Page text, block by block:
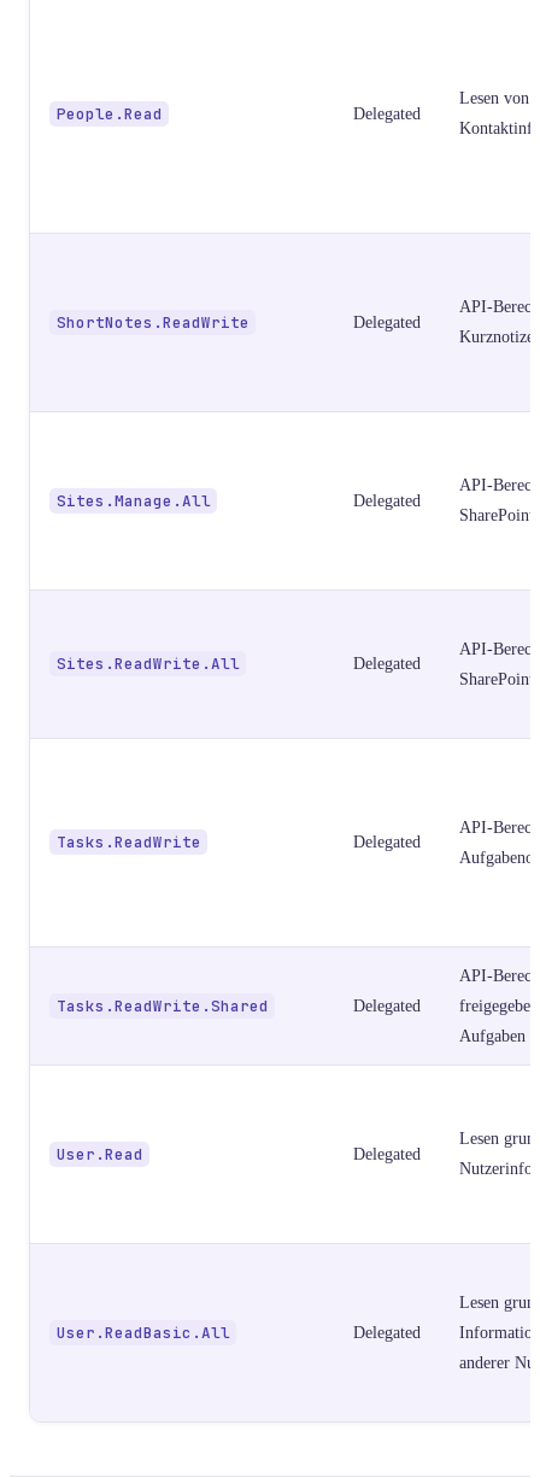
People.Read Delegated
Lesen von
ShortNotes.ReadWrite Delegated
API-
Sites.Manage.All Delegated
API-
Sites.ReadWrite.All Delegated
API-
Tasks.ReadWrite Delegated
API-
Tasks.ReadWrite.Shared Delegated
API-
Aufgaben
User.Read Delegated
Lesen
User.ReadBasic.All Delegated
Lesen
anderer